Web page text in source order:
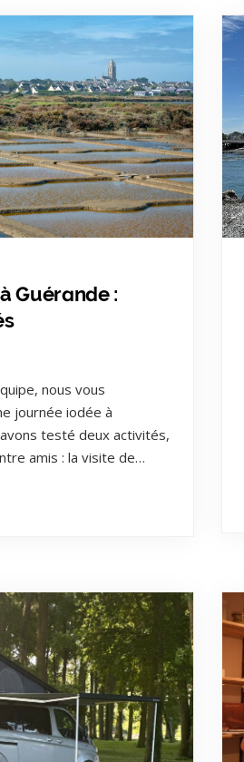
Guérande :
nous vous
journée iodée à
testé deux activités,
amis : la visite de…